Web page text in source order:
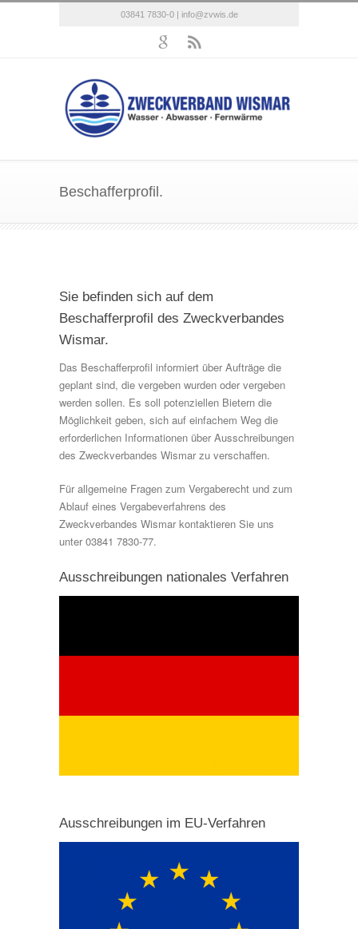
03841 7830-0 | info@zvwis.de
Beschafferprofil.
Sie befinden sich auf dem
Beschafferprofil des Zweckverbandes
Wismar.
Das Beschafferprofil informiert über Aufträge die
geplant sind, die vergeben wurden oder vergeben
werden sollen. Es soll potenziellen Bietern die
Möglichkeit geben, sich auf einfachem Weg die
erforderlichen Informationen über Ausschreibungen
des Zweckverbandes Wismar zu verschaffen.
Für allgemeine Fragen zum Vergaberecht und zum
Ablauf eines Vergabeverfahrens des
Zweckverbandes Wismar kontaktieren Sie uns
unter 03841 7830-77.
Ausschreibungen nationales Verfahren
Ausschreibungen im EU-Verfahren